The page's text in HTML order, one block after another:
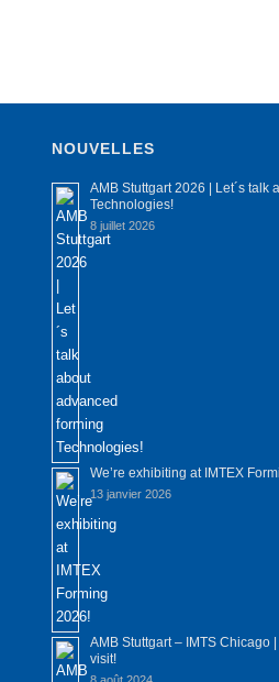
NOUVELLES
AMB Stuttgart 2026 | Let´s talk
Technologies!
8 juillet 2026
We’re exhibiting at IMTEX
13 janvier 2026
AMB Stuttgart – IMTS Chicago
visit!